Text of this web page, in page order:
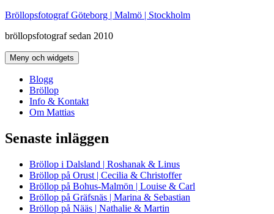
Hoppa
innehåll
Bröllopsfotograf Göteborg | Malmö | Stockholm
bröllopsfotograf sedan 2010
Meny och widgets
Blogg
Bröllop
Info & Kontakt
Om Mattias
Senaste inläggen
Bröllop i Dalsland | Roshanak & Linus
Bröllop på Orust | Cecilia & Christoffer
Bröllop på Bohus-Malmön | Louise & Carl
Bröllop på Gräfsnäs | Marina & Sebastian
Bröllop på Nääs | Nathalie & Martin